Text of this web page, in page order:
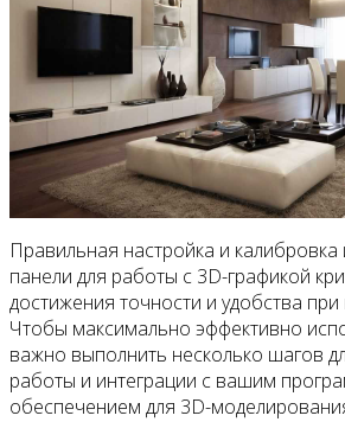
Правильная настройка и калибровка
панели для работы с 3D-графикой
достижения точности и удобства при
Чтобы максимально эффективно
важно выполнить несколько шагов
работы и интеграции с вашим
обеспечением для 3D-